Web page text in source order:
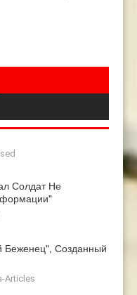
Солдат Не
Беженец", Созданный
Articles